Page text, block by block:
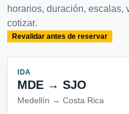
horarios, duración, escalas,
cotizar.
Revalidar antes de reservar
IDA
MDE → SJO
Medellín → Costa Rica